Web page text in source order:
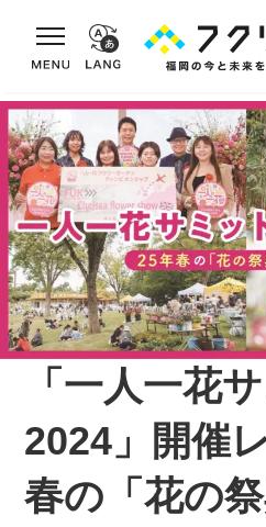
toggle navigation
「一人一花
2024」開催
春の「花の